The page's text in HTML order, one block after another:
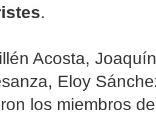
.
Acosta,
Eloy
los miembros